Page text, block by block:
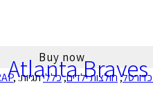
Atlanta Braves
Buy now
כדורסל,חולצות ילדים,כלליתגיות:,